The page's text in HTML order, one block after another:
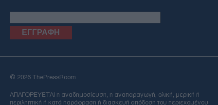
Email
© 2026 ThePressRoom
ΑΠΑΓΟΡΕΥΕΤΑΙ η αναδημοσίευση, η αναπαραγωγή, ολική, μερική ή
περιληπτική ή κατά παράφραση ή διασκευή απόδοση του περιεχομένου